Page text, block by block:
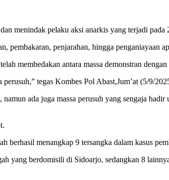
menindak pelaku aksi anarkis yang terjadi
pembakaran, penjarahan, hingga penganiayaan
membedakan antara massa demonstran dengan
tegas Kombes Pol Abast,Jum’at (5/9/
ada juga massa perusuh yang sengaja
menangkap 9 tersangka dalam kasus
yang berdomisili di Sidoarjo, sedangkan 8